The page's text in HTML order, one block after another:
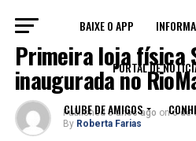
BAIXE O APP
PORTAL DE
CLUBE DE AMIGOS
BLOG
Primeira loja física
inaugurada no
Published 5 anos ago on 6 de
By Roberta Farias